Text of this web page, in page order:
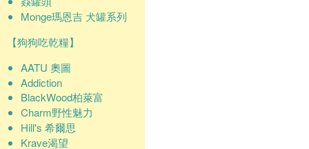
Monge瑪恩吉 犬罐系列
【狗狗吃乾糧】
AATU 奧圖
Addiction
BlackWood柏萊富
Charm野性魅力
Hill's 希爾思
Krave渴望